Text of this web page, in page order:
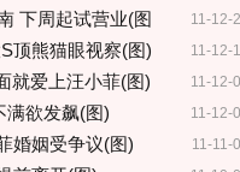
11-12-
下周起试营业(图
11-12-
顶熊猫眼视察(图)
11-12-
就爱上汪小菲(图)
11-12-
满欲发飙(图)
11-11-
婚姻受争议(图)